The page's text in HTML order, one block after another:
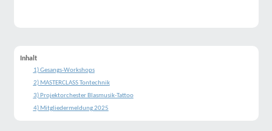
Inhalt
1) Gesangs-Workshops
2) MASTERCLASS Tontechnik
3) Projektorchester Blasmusik-Tattoo
4) Mitgliedermeldung 2025